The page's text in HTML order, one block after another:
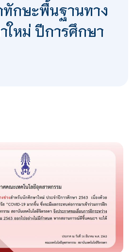
ทักษะพื้นฐานทาง
ใหม่ ปีการศึกษา